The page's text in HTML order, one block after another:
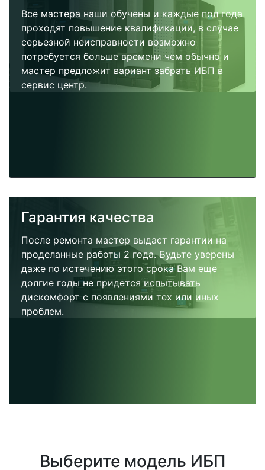
Все мастера наши обучены и каждые пол года
проходят повышение квалификации, в случае
серьезной неисправности возможно
потребуется больше времени чем обычно и
мастер предложит вариант забрать ИБП в
сервис центр.
Гарантия качества
После ремонта мастер выдаст гарантии на
проделанные работы 2 года. Будьте уверены
даже по истечению этого срока Вам еще
долгие годы не придется испытывать
дискомфорт с появлениями тех или иных
проблем.
Выберите модель ИБП